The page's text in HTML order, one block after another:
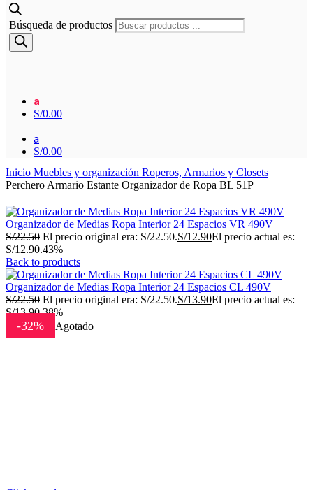
Búsqueda de productos
a
S/0.00
a
S/0.00
Inicio Muebles y organización Roperos, Armarios y Closets
Perchero Armario Estante Organizador de Ropa BL 51P
Organizador de Medias Ropa Interior 24 Espacios VR 490V
S/22.50 El precio original era: S/22.50.S/12.90El precio actual es:
S/12.90.43%
Back to products
Organizador de Medias Ropa Interior 24 Espacios CL 490V
S/22.50 El precio original era: S/22.50.S/13.90El precio actual es:
S/13.90.38%
-32% Agotado